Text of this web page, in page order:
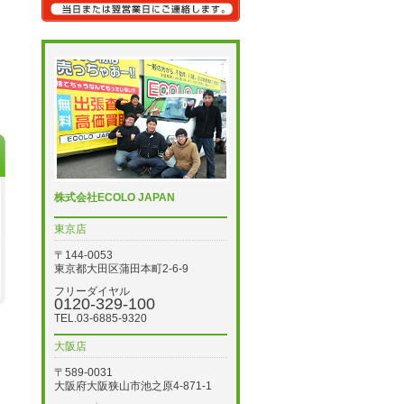
株式会社ECOLO JAPAN
東京店
〒144-0053
東京都大田区蒲田本町2-6-9
フリーダイヤル
0120-329-100
TEL.03-6885-9320
大阪店
〒589-0031
大阪府大阪狭山市池之原4-871-1